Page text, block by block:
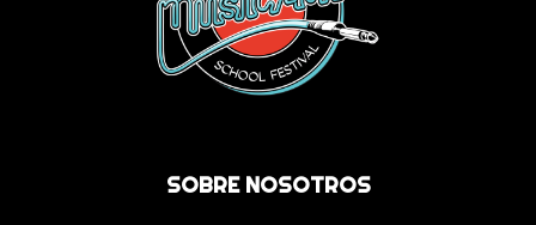
SOBRE NOSOTROS